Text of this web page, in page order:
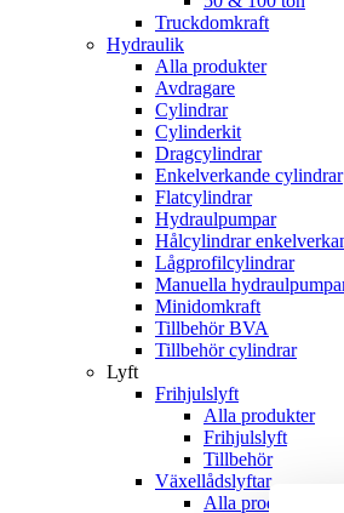
Truckdomkraft
Hydraulik
Alla produkter
Avdragare
Cylindrar
Cylinderkit
Dragcylindrar
Enkelverkande cylindrar
Flatcylindrar
Hydraulpumpar
Hålcylindrar
Lågprofilcylindrar
Manuella
Minidomkraft
Tillbehör BVA
Tillbehör cylindrar
Lyft
Frihjulslyft
Alla produkter
Frihjulslyft
Tillbehör
Växellådslyftar
Alla produkter